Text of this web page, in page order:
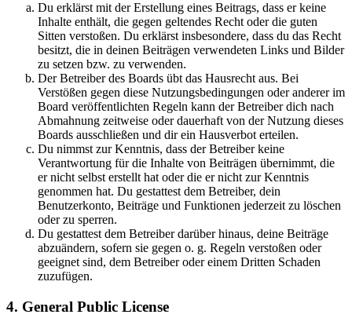
Du erklärst mit der Erstellung eines Beitrags, dass er keine
Inhalte enthält, die gegen geltendes Recht oder die guten
Sitten verstoßen. Du erklärst insbesondere, dass du das Recht
besitzt, die in deinen Beiträgen verwendeten Links und Bilder
zu setzen bzw. zu verwenden.
Der Betreiber des Boards übt das Hausrecht aus. Bei
Verstößen gegen diese Nutzungsbedingungen oder anderer im
Board veröffentlichten Regeln kann der Betreiber dich nach
Abmahnung zeitweise oder dauerhaft von der Nutzung dieses
Boards ausschließen und dir ein Hausverbot erteilen.
Du nimmst zur Kenntnis, dass der Betreiber keine
Verantwortung für die Inhalte von Beiträgen übernimmt, die
er nicht selbst erstellt hat oder die er nicht zur Kenntnis
genommen hat. Du gestattest dem Betreiber, dein
Benutzerkonto, Beiträge und Funktionen jederzeit zu löschen
oder zu sperren.
Du gestattest dem Betreiber darüber hinaus, deine Beiträge
abzuändern, sofern sie gegen o. g. Regeln verstoßen oder
geeignet sind, dem Betreiber oder einem Dritten Schaden
zuzufügen.
4. General Public License